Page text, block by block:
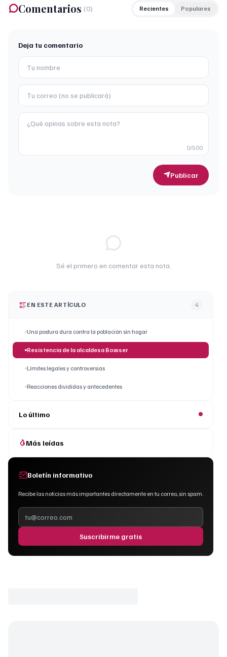
Comentarios (0) Recientes Populares
Deja tu comentario
0/500
Publicar
Sé el primero en comentar esta nota.
EN ESTE ARTÍCULO 4
Una postura dura contra la población sin hogar
Resistencia de la alcaldesa Bowser
Límites legales y controversias
Reacciones divididas y antecedentes
Lo último
Más leídas
Boletín informativo
Recibe las noticias más importantes directamente en tu correo, sin spam.
Suscribirme gratis